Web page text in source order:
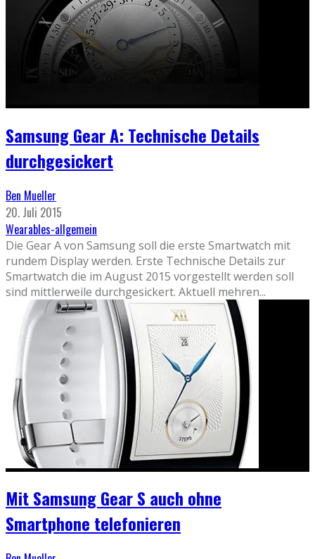
Samsung Gear A: Technische Details
durchgesickert
Ben Mueller
20. Juli 2015
Wearables-allgemein
Die Gear A von Samsung soll die erste Smartwatch mit
rundem Display werden. Erste Technische Details zur
Smartwatch die im August 2015 vorgestellt werden soll
sind mittlerweile durchgesickert. Aktuell mehren...
Mit Samsung Gear S auch ohne
Smartphone telefonieren